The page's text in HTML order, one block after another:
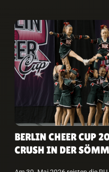
BERLIN CHEER CUP
CRUSH IN DER